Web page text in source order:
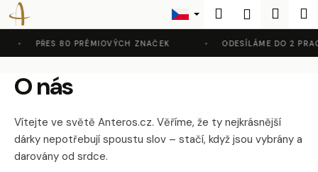
Přejít
na
HledatPřihlášení
košík
PŘES 80 PRÉMIOVÝCH ZNAČEK ODESÍLÁME DO 2
O nás
Vítejte ve světě Anteros.cz. Věříme, že ty nejkrásnější
dárky nepotřebují spoustu slov – stačí, když jsou vybrány a
darovány od srdce.
o
í
C
o
p
o
t